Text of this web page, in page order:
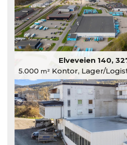
Elveveien 140,
5.000 m²Kontor, Lager/